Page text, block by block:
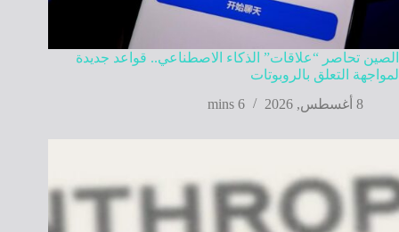
الصين تحاصر “علاقات” الذكاء الاصطناعي.. قواعد جديدة
لمواجهة التعلق بالروبوتات
8 أغسطس, 2026
6 mins